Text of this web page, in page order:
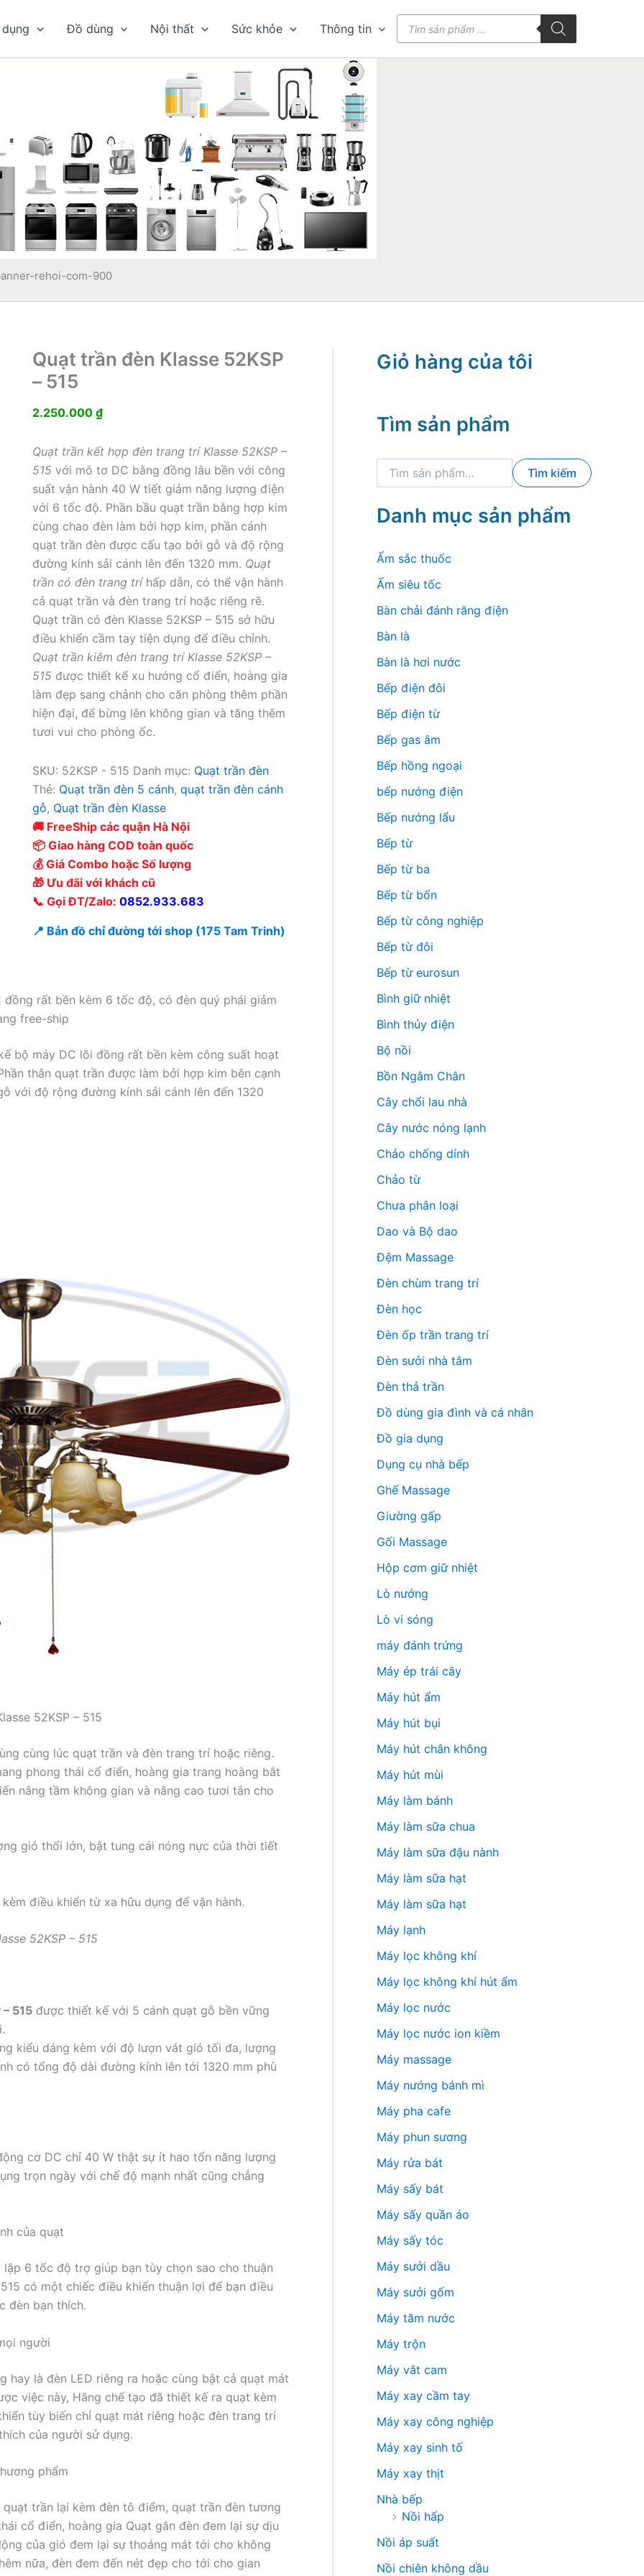
Đồ dùng Nội thất Sức khỏe Thông tin
kiếm
rehoi-com-900
Quạt trần đèn Klasse 52KSP
– 515
2.250.000 ₫
Quạt trần kết hợp đèn trang trí Klasse 52KSP –
515 với mô tơ DC bằng đồng lâu bền với công
suất vận hành 40 W tiết giảm năng lượng điện
với 6 tốc độ. Phần bầu quạt trần bằng hợp kim
cùng chao đèn làm bởi hợp kim, phần cánh
quạt trần đèn được cấu tạo bởi gỗ và độ rộng
đường kính sải cánh lên đến 1320 mm. Quạt
trần có đèn trang tríhấp dẫn, có thể vận hành
cả quạt trần và đèn trang trí hoặc riêng rẽ.
Quạt trần có đèn Klasse 52KSP – 515 sở hữu
điều khiển cầm tay tiện dụng để điều chỉnh.
Quạt trần kiêm đèn trang trí Klasse 52KSP –
515 được thiết kế xu hướng cổ điển, hoàng gia
làm đẹp sang chảnh cho căn phòng thêm phần
hiện đại, để bừng lên không gian và tăng thêm
tươi vui cho phòng ốc.
SKU: 52KSP - 515 Danh mục: Quạt trần đèn
Thẻ: Quạt trần đèn 5 cánh, quạt trần đèn cánh
gỗ, Quạt trần đèn Klasse
🚚 FreeShip các quận Hà Nội
📦 Giao hàng COD toàn quốc
💰 Giá Combo hoặc Số lượng
🎁 Ưu đãi với khách cũ
📞 Gọi ĐT/Zalo: 0852.933.683
📍 Bản đồ chỉ đường tới shop (175 Tam Trinh)
đồng rất bền kèm 6 tốc độ, có đèn quý phái giảm
free-ship
bộ máy DC lõi đồng rất bền kèm công suất hoạt
thân quạt trần được làm bởi hợp kim bên cạnh
với độ rộng đường kính sải cánh lên đến 1320
52KSP – 515
cùng lúc quạt trần và đèn trang trí hoặc riêng.
phong thái cổ điển, hoàng gia trang hoàng bắt
nâng tầm không gian và nâng cao tươi tắn cho
gió thổi lớn, bật tung cái nóng nực của thời tiết
điều khiển từ xa hữu dụng để vận hành.
52KSP – 515
515 được thiết kế với 5 cánh quạt gỗ bền vững
kiểu dáng kèm với độ lượn vát gió tối đa, lượng
có tổng độ dài đường kính lên tới 1320 mm phù
cơ DC chỉ 40 W thật sự ít hao tổn năng lượng
trọn ngày với chế độ mạnh nhất cũng chẳng
của quạt
lập 6 tốc độ trợ giúp bạn tùy chọn sao cho thuận
có một chiếc điều khiển thuận lợi để bạn điều
đèn bạn thích.
người
hay là đèn LED riêng ra hoặc cùng bật cả quạt mát
việc này, Hãng chế tạo đã thiết kế ra quạt kèm
tùy biến chỉ quạt mát riêng hoặc đèn trang trí
của người sử dụng.
phẩm
quạt trần lại kèm đèn tô điểm, quạt trần đèn tương
cổ điển, hoàng gia Quạt gắn đèn đem lại sự dịu
của gió đem lại sự thoáng mát tới cho không
nữa, đèn đem đến nét đẹp cho tới cho gian
Giỏ hàng của tôi
Tìm sản phẩm
k
m
:
Tìm kiếm
Danh mục sản phẩm
Ấm sắc thuốc
Ấm siêu tốc
Bàn chải đánh răng điện
Bàn là
Bàn là hơi nước
Bếp điện đôi
Bếp điện từ
Bếp gas âm
Bếp hồng ngoại
bếp nướng điện
Bếp nướng lẩu
Bếp từ
Bếp từ ba
Bếp từ bốn
Bếp từ công nghiệp
Bếp từ đôi
Bếp từ eurosun
Bình giữ nhiệt
Bình thủy điện
Bộ nồi
Bồn Ngâm Chân
Cây chổi lau nhà
Cây nước nóng lạnh
Chảo chống dính
Chảo từ
Chưa phân loại
Dao và Bộ dao
Đệm Massage
Đèn chùm trang trí
Đèn học
Đèn ốp trần trang trí
Đèn sưởi nhà tắm
Đèn thả trần
Đồ dùng gia đình và cá nhân
Đồ gia dụng
Dụng cụ nhà bếp
Ghế Massage
Giường gấp
Gối Massage
Hộp cơm giữ nhiệt
Lò nướng
Lò vi sóng
máy đánh trứng
Máy ép trái cây
Máy hút ẩm
Máy hút bụi
Máy hút chân không
Máy hút mùi
Máy làm bánh
Máy làm sữa chua
Máy làm sữa đậu nành
Máy làm sữa hạt
Máy làm sữa hạt
Máy lạnh
Máy lọc không khí
Máy lọc không khí hút ẩm
Máy lọc nước
Máy lọc nước ion kiềm
Máy massage
Máy nướng bánh mì
Máy pha cafe
Máy phun sương
Máy rửa bát
Máy sấy bát
Máy sấy quần áo
Máy sấy tóc
Máy sưởi dầu
Máy sưởi gốm
Máy tăm nước
Máy trộn
Máy vắt cam
Máy xay cầm tay
Máy xay công nghiệp
Máy xay sinh tố
Máy xay thịt
Nhà bếp
Nồi hấp
Nồi áp suất
Nồi chiên không dầu